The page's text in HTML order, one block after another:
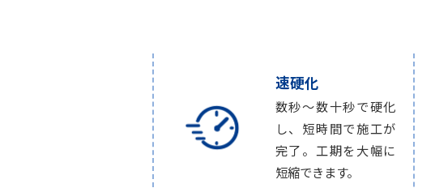
速硬化
数秒〜数十秒で硬化
し、短時間で施工が
完了。工期を大幅に
短縮できます。